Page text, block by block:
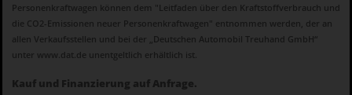
Personenkraftwagen können dem "Leitfaden über den Kraftstoffverbrauch und
die CO2-Emissionen neuer Personenkraftwagen" entnommen werden, der an
allen Verkaufsstellen und bei der „Deutschen Automobil Treuhand GmbH“
unter www.dat.de unentgeltlich erhältlich ist.
Kauf und Finanzierung auf Anfrage.